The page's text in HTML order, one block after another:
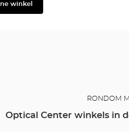
winkel
RONDOM
Optical Center winkels in